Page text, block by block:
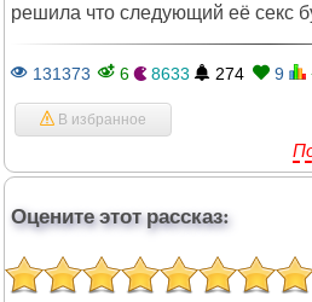
решила что следующий её секс
131373 6 8633 274 9
В избранное
Оцените этот рассказ: